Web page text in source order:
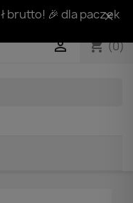
brutto! 🎉 dla paczek
shopping_cart(0)
